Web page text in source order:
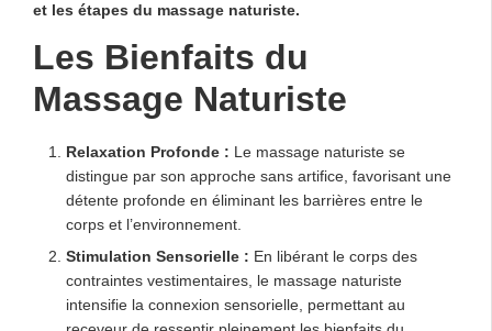
et les étapes du massage naturiste.
Les Bienfaits du
Massage Naturiste
Relaxation Profonde : Le massage naturiste se
distingue par son approche sans artifice, favorisant une
détente profonde en éliminant les barrières entre le
corps et l’environnement.
Stimulation Sensorielle : En libérant le corps des
contraintes vestimentaires, le massage naturiste
intensifie la connexion sensorielle, permettant au